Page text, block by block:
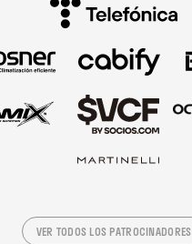
VER TODOS LOS PATROCINADORES